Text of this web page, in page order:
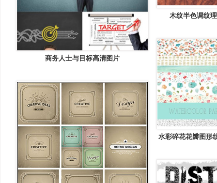
商务人士与目标高清图片
木纹半色调纹
水彩碎花花瓣图形